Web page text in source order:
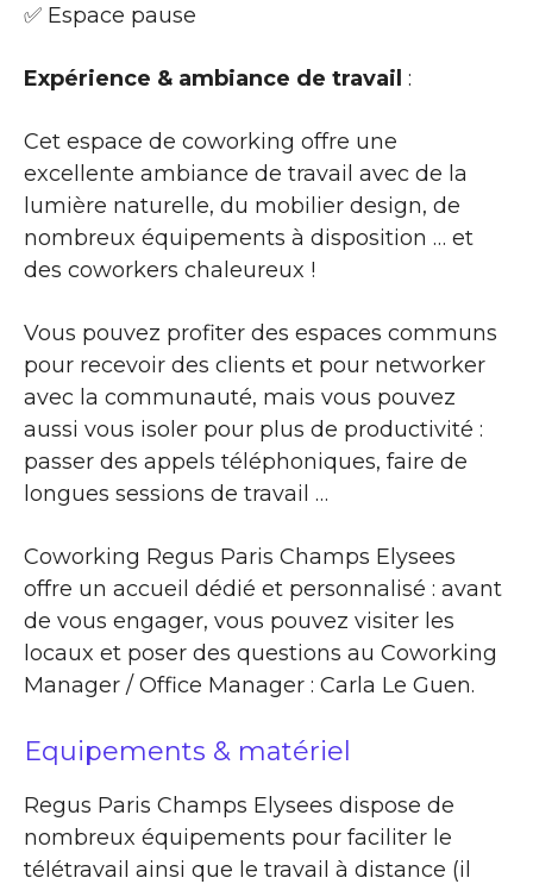
✅ Espace pause
Expérience & ambiance de travail :
Cet espace de coworking offre une
excellente ambiance de travail avec de la
lumière naturelle, du mobilier design, de
nombreux équipements à disposition … et
des coworkers chaleureux !
Vous pouvez profiter des espaces communs
pour recevoir des clients et pour networker
avec la communauté, mais vous pouvez
aussi vous isoler pour plus de productivité :
passer des appels téléphoniques, faire de
longues sessions de travail …
Coworking Regus Paris Champs Elysees
offre un accueil dédié et personnalisé : avant
de vous engager, vous pouvez visiter les
locaux et poser des questions au Coworking
Manager / Office Manager : Carla Le Guen.
Equipements & matériel
Regus Paris Champs Elysees dispose de
nombreux équipements pour faciliter le
télétravail ainsi que le travail à distance (il